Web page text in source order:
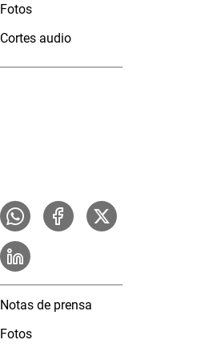
Fotos
Cortes audio
Notas de prensa
Fotos